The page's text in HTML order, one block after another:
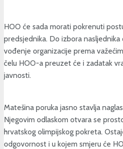
HOO će sada morati pokrenuti
predsjednika. Do izbora
vođenje organizacije prema
čelu HOO-a preuzet će i zadatak
javnosti.
Matešina poruka jasno stavlja
Njegovim odlaskom otvara se
hrvatskog olimpijskog pokreta.
odgovornost i u kojem smjeru će